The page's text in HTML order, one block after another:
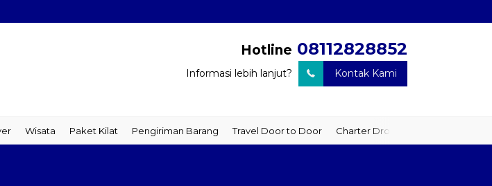
Hotline 08112828852
Informasi lebih lanjut? Kontak Kami
Wisata Paket Kilat Pengiriman Barang Travel Door to Door Charter Drop Off